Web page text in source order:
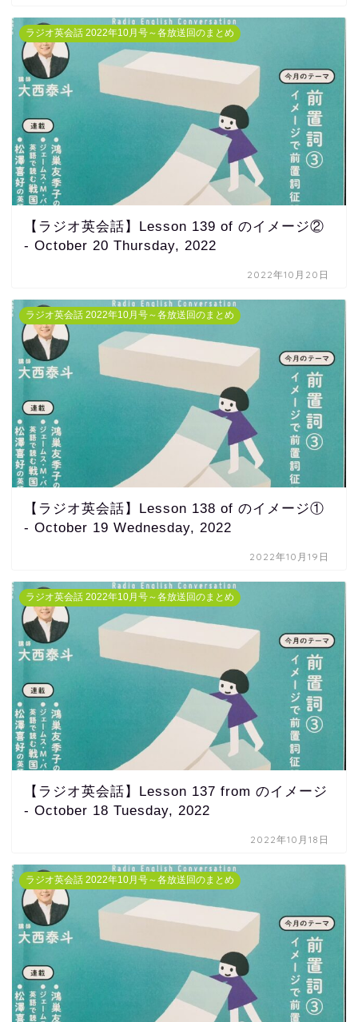
ラジオ英会話 2022年10月号～各放送回のまとめ
【ラジオ英会話】Lesson 139 of のイメージ②
- October 20 Thursday, 2022
2022年10月20日
ラジオ英会話 2022年10月号～各放送回のまとめ
【ラジオ英会話】Lesson 138 of のイメージ①
- October 19 Wednesday, 2022
2022年10月19日
ラジオ英会話 2022年10月号～各放送回のまとめ
【ラジオ英会話】Lesson 137 from のイメージ
- October 18 Tuesday, 2022
2022年10月18日
ラジオ英会話 2022年10月号～各放送回のまとめ